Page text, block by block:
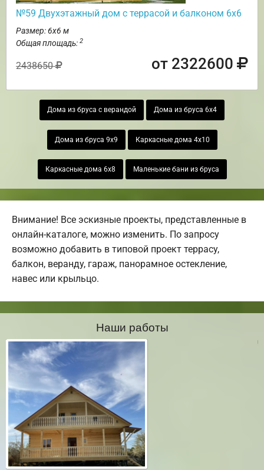
№59 Двухэтажный дом с террасой и балконом 6х6
Размер: 6х6 м
Общая площадь: 2
2438650 от 2322600
Дома из бруса с верандой Дома из бруса 6х4
Дома из бруса 9х9 Каркасные дома 4х10
Каркасные дома 6х8 Маленькие бани из бруса
Внимание! Все эскизные проекты, представленные в
онлайн-каталоге, можно изменить. По запросу
возможно добавить в типовой проект террасу,
балкон, веранду, гараж, панорамное остекление,
навес или крыльцо.
Наши работы